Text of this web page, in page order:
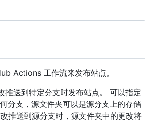
Actions 工作流来发布站点。
推送到特定分支时发布站点。 可以指定
分支，源文件夹可以是源分支上的存储
推送到源分支时，源文件夹中的更改将